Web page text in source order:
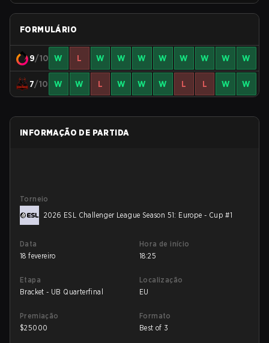
FORMULÁRIO
9/10 W L W W W W W W W W
7/10 W W L W W W L L W W
INFORMAÇÃO DE PARTIDA
Torneio
2026 ESL Challenger League Season 51: Europe - Cup #1
Data
18 fevereiro
Hora de início
18:25
Etapa
Bracket - UB Quarterfinal
Localização
EU
Premiação
$25000
Formato
Best of 3